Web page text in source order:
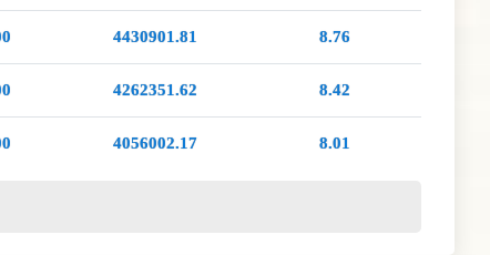
4430901.81 8.76
4262351.62 8.42
4056002.17 8.01